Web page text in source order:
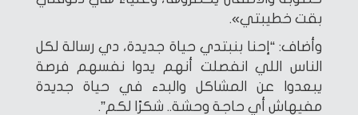
بقت خطيبتي».
وأضاف: “إحنا بنبتدي حياة جديدة، دي رسالة لكل
الناس اللي انفصلت أنهم يدوا نفسهم فرصة
يبعدوا عن المشاكل والبدء في حياة جديدة
مفيهاش أي حاجة وحشة.. شكرًا لكم”.